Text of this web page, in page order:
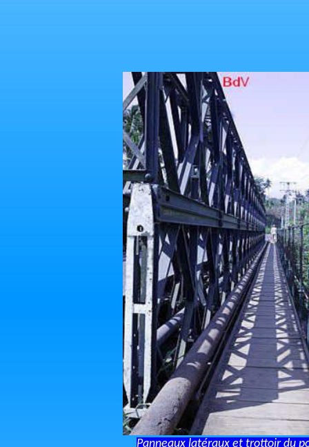
Panneaux latéraux et trottoir du